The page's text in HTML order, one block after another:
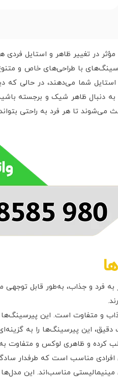
در تغییر ظاهر و استایل
با طراحی‌های خاص و
شما می‌دهند، در حالی که
دنبال ظاهر شیک و برجسته
می‌شوند تا هر فرد به راحتی
و جذاب، به‌طور قابل توجهی
و متفاوت است. این پیرسینگ‌ها
این پیرسینگ‌ها را به
کرده و ظاهری لوکس و متفاوت
افرادی مناسب است که طرفدار
مینیمالیستی مناسب‌اند. این